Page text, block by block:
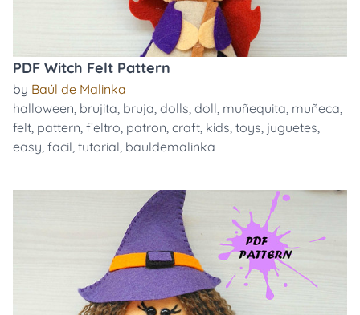
PDF Witch Felt Pattern
by Baúl de Malinka
halloween, brujita, bruja, dolls, doll, muñequita, muñeca,
felt, pattern, fieltro, patron, craft, kids, toys, juguetes,
easy, facil, tutorial, bauldemalinka